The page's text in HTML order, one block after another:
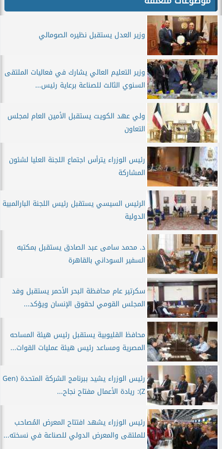
وزير العدل يستقبل نظيره الصومالي
وزير التعليم العالي يشارك في فعاليات الملتقى
السنوي الثالث للصناعة برعاية رئيس...
ولي عهد الكويت يستقبل الأمين العام لمجلس
التعاون
رئيس الوزراء يترأس اجتماع اللجنة العليا لشئون
المشاركة
الرئيس السيسي يستقبل رئيس اللجنة البارالمبية
الدولية
د. محمد سامى عبد الصادق يستقبل بمكتبه
السفير السوداني بالقاهرة
سكرتير عام محافظة البحر الأحمر يستقبل وفد
المجلس القومي لحقوق الإنسان ويؤكد...
محافظ القليوبية يستقبل رئيس هيئة المساحه
المصرية ومساعد رئيس هيئة عمليات القوات...
رئيس الوزراء يشيد ببرنامج الشركة المتحدة (Gen
Z): ريادة الأعمال مفتاح نجاح...
رئيس الوزراء يشهد افتتاح المعرض المُصاحب
للملتقى والمعرض الدولي للصناعة في نسخته...